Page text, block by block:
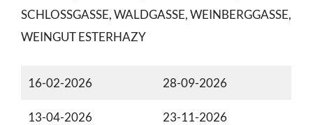
SCHLOSSGASSE, WALDGASSE, WEINBERGGASSE,
WEINGUT ESTERHAZY
16-02-2026 28-09-2026
13-04-2026 23-11-2026